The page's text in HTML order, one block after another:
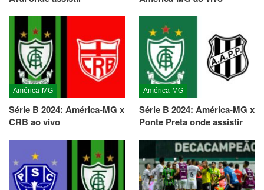
América-MG
Série B 2024: América-MG x
CRB ao vivo
América-MG
Série B 2024: América-MG x
Ponte Preta onde assistir